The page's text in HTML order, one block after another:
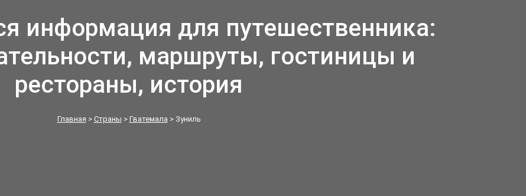
информация для путешественника:
маршруты, гостиницы и
рестораны, история
Главная > Страны > Гватемала > Зуниль